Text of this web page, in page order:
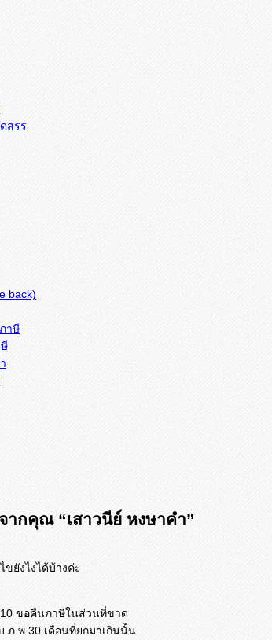
สรร
back)
าษี
กคุณ “เสาวนีย์ หงษาคำ”
ยังไงได้บ้างค่ะ
ขอคืนภาษีในส่วนที่ขาด
ภ.พ.30 เดือนที่ยกมาเกินนั้น